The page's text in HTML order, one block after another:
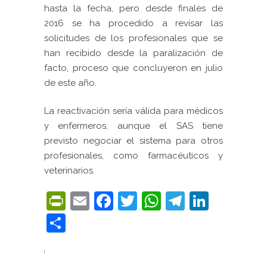
hasta la fecha, pero desde finales de
2016 se ha procedido a revisar las
solicitudes de los profesionalesque se
han recibido desde la paralización de
facto, proceso que concluyeron en julio
de este año.
La reactivación sería válida para médicos
y enfermeros, aunque el SAS tiene
previsto negociar el sistema para otros
profesionales, como farmacéuticos y
veterinarios.
PrintFriendly
EmailFacebook
Twitter
WhatsApp